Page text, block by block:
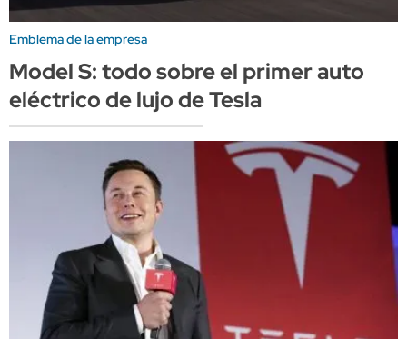
Emblema de la empresa
Model S: todo sobre el primer auto
eléctrico de lujo de Tesla